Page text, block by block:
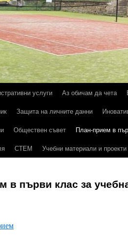
услуги Аз обичам да чета
Защита на личните данни
Обществен съвет План-прием в
СТЕМ Учебни материали и проекти
в първи клас за